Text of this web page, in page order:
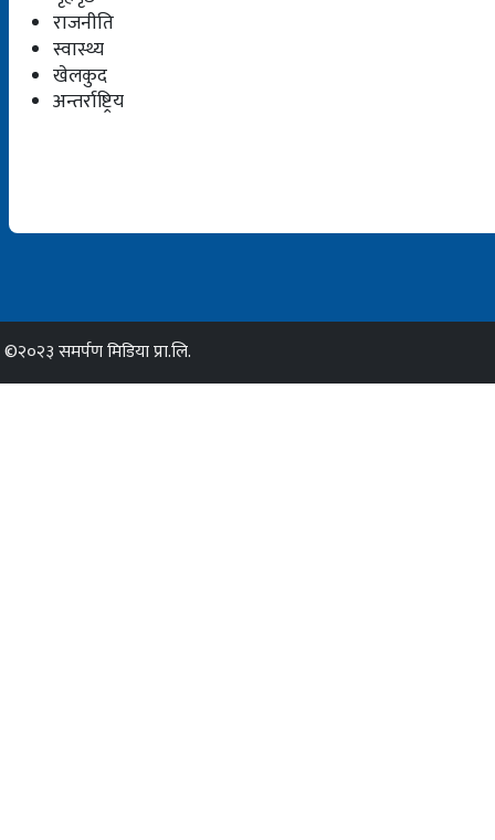
राजनीति
स्वास्थ्य
खेलकुद
अन्तर्राष्ट्रिय
©२०२३ समर्पण मिडिया प्रा.लि.